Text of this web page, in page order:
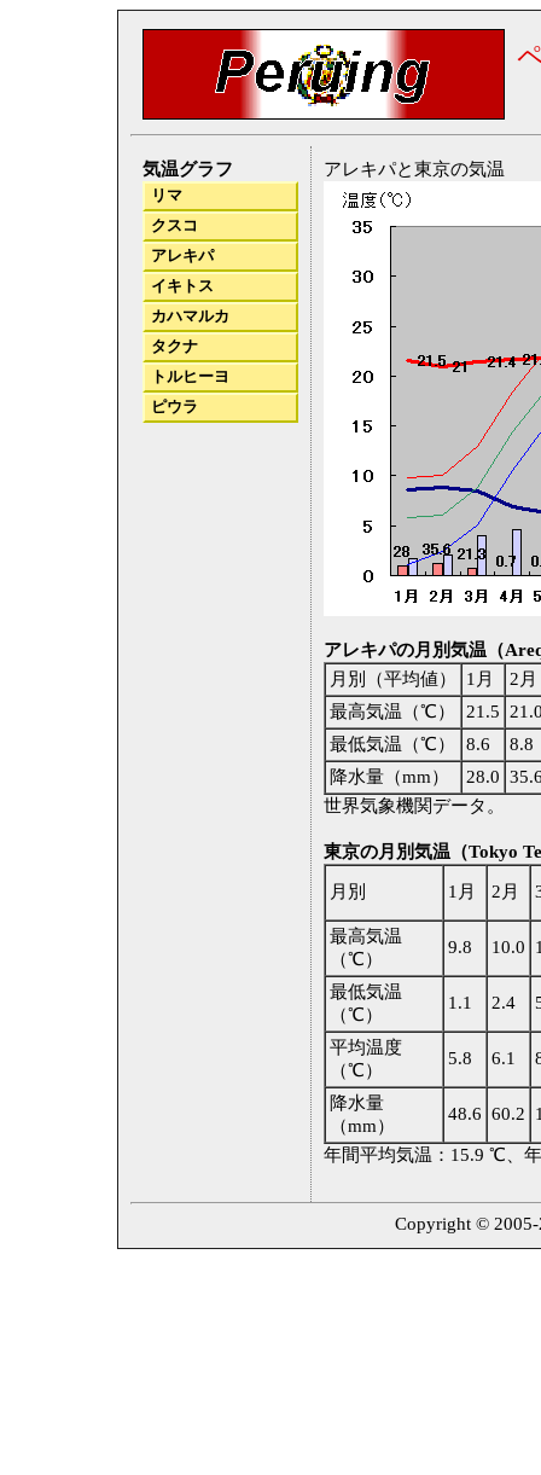
アレキパと東京の気温
アレキパの月別気温（
月別（平均値）
1月
2月
最高気温（℃）
21.5
最低気温（℃）
8.6
8.8
降水量（mm）
28.0
世界気象機関データ。
東京の月別気温（Tokyo
月別 1月 2月
最高気温
（℃）
9.8 10.0
最低気温
（℃）
1.1 2.4
平均温度
（℃）
5.8 6.1
降水量
（mm）
48.6 60.2
年間平均気温：15.9 ℃、
気温グラフ
リマ
クスコ
アレキパ
イキトス
カハマルカ
タクナ
トルヒーヨ
ピウラ
Copyright © 2005-